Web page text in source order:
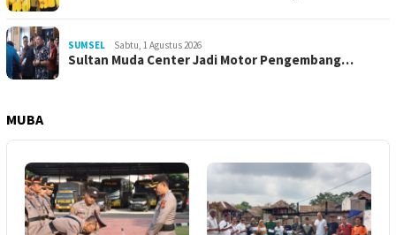
SUMSEL Sabtu, 1 Agustus 2026
Sultan Muda Center Jadi Motor Pengembang…
MUBA